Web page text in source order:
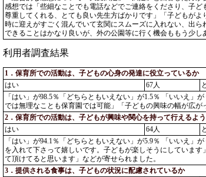
感想では「些細なことでも電話などでご連絡をくださり、子
尊重してくれる、とても良い先生方ばかりです」「子どもが
時に迎えがすごく混んでいて玄関にスムーズに入れない、出
できることはかなり良いが、外の公園等に行く機会ももう少し
利用者調査結果
1．保育所での活動は、子どもの心身の発達に役立っているか
はい
67人
「はい」が98.5％「どちらともいえない」が1.5％ 「いいえ
では無理なことも保育園では可能」「子どもの興味の幅が広
2．保育所での活動は、子どもが興味や関心を持って行えるよ
はい
64人
「はい」が94.1％「どちらともいえない」が5.9％ 「いいえ
を入れて下さって嬉しいです。子どもが楽しそうにしていま
て頂けてると思います」などが寄せられました。
3．提供される食事は、子どもの状況に配慮されているか